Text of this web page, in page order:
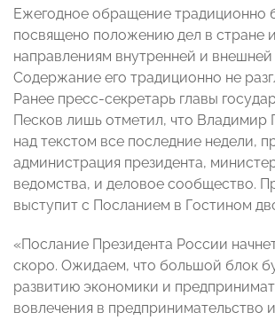
Ежегодное обращение традиционно
посвящено положению дел в стране
направлениям внутренней и внешней
Содержание его традиционно не
Ранее пресс-секретарь главы
Песков лишь отметил, что Владимир
над текстом все последние недели,
администрация президента,
ведомства, и деловое сообщество.
выступит с Посланием в Гостином
«Послание Президента России
скоро. Ожидаем, что большой блок
развитию экономики и
вовлечения в предпринимательство